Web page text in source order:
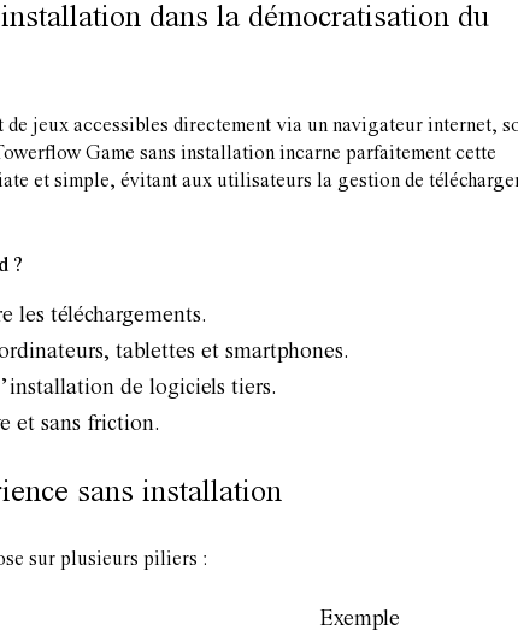
dans la démocratisation du
jeux accessibles directement via un navigateur internet,
Game sans installation incarne parfaitement cette
et simple, évitant aux utilisateurs la gestion de
?
les téléchargements.
tablettes et smartphones.
de logiciels tiers.
et sans friction.
sans installation
sur plusieurs piliers :
Exemple